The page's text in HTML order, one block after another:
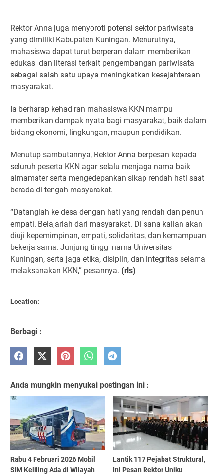
Rektor Anna juga menyoroti potensi sektor pariwisata
yang dimiliki Kabupaten Kuningan. Menurutnya,
mahasiswa dapat turut berperan dalam memberikan
edukasi dan literasi terkait pengembangan pariwisata
sebagai salah satu upaya meningkatkan kesejahteraan
masyarakat.
Ia berharap kehadiran mahasiswa KKN mampu
memberikan dampak nyata bagi masyarakat, baik dalam
bidang ekonomi, lingkungan, maupun pendidikan.
Menutup sambutannya, Rektor Anna berpesan kepada
seluruh peserta KKN agar selalu menjaga nama baik
almamater serta mengedepankan sikap rendah hati saat
berada di tengah masyarakat.
“Datanglah ke desa dengan hati yang rendah dan penuh
empati. Belajarlah dari masyarakat. Di sana kalian akan
diuji kepemimpinan, empati, solidaritas, dan kemampuan
bekerja sama. Junjung tinggi nama Universitas
Kuningan, serta jaga etika, disiplin, dan integritas selama
melaksanakan KKN,” pesannya. (rls)
Location:
Berbagi :
Anda mungkin menyukai postingan ini :
Rabu 4 Februari 2026 Mobil
SIM Keliling Ada di Wilayah
Lantik 117 Pejabat Struktural,
Ini Pesan Rektor Uniku